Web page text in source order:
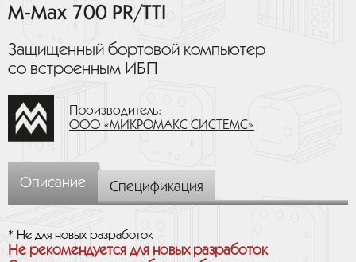
M-Max 700 PR/TTI
Защищенный бортовой компьютер
со встроенным ИБП
Производитель:
ООО «МИКРОМАКС СИСТЕМС»
Описание Спецификация
* Не для новых разработок
Не рекомендуется для новых разработок